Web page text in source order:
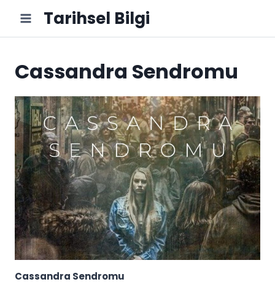
content
Tarihsel Bilgi
Cassandra Sendromu
Cassandra Sendromu